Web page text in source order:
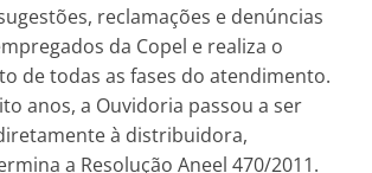
reclamações e denúncias
da Copel e realiza o
de todas as fases do atendimento.
anos, a Ouvidoria passou a ser
à distribuidora,
a Resolução Aneel 470/2011.